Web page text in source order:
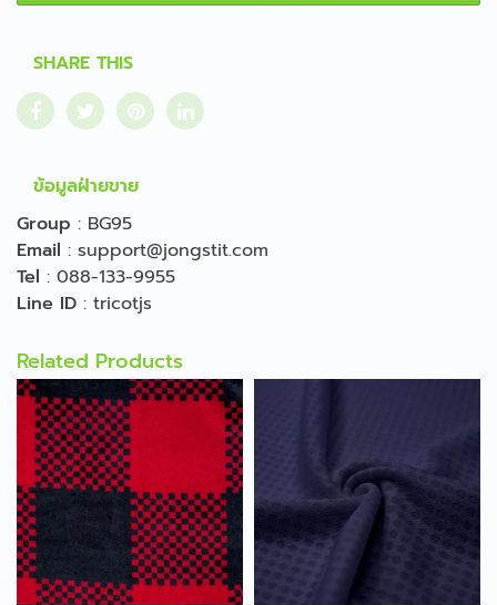
SHARE THIS
ข้อมูลฝ่ายขาย
Group : BG95
Email : support@jongstit.com
Tel : 088-133-9955
Line ID : tricotjs
Related Products